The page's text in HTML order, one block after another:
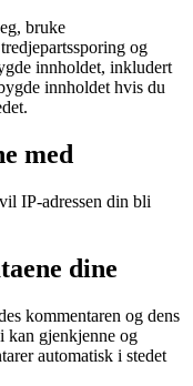
bruke
og
innholdet, inkludert
innholdet hvis du
med
IP-adressen din bli
dine
kommentaren og dens
kan gjenkjenne og
automatisk i stedet